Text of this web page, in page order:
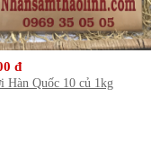
đ
Hàn Quốc 10 củ 1kg